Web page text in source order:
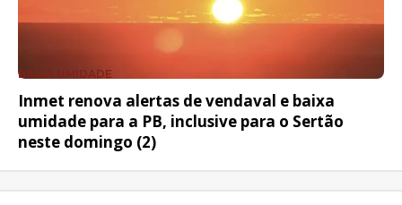
BAIXA UMIDADE
Inmet renova alertas de vendaval e baixa
umidade para a PB, inclusive para o Sertão
neste domingo (2)